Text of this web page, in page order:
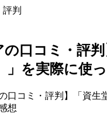
判
の口コミ・評
」を実際に使